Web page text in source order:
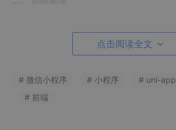
点击阅读全文
# 微信小程序 # 小程序 # uni-app
# 前端